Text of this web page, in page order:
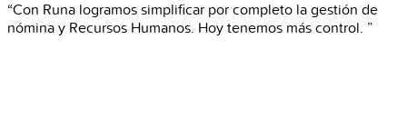
“Con Runa logramos simplificar por completo la gestión de
nómina y Recursos Humanos. Hoy tenemos más control. ”